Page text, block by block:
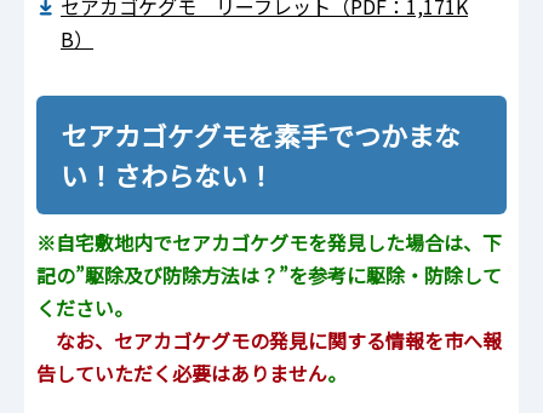
B）
セアカゴケグモを素手でつかまな
い！さわらない！
※自宅敷地内でセアカゴケグモを発見した場合は、下
記の”駆除及び防除方法は？”を参考に駆除・防除して
ください。
なお、セアカゴケグモの発見に関する情報を市へ報
告していただく必要はありません。